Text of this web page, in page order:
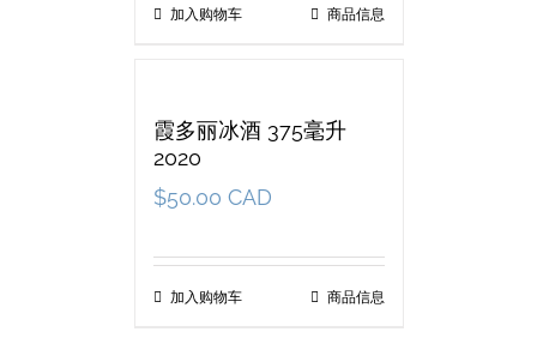
加入购物车 商品信息
霞多丽冰酒 375毫升
2020
$50.00 CAD
加入购物车 商品信息